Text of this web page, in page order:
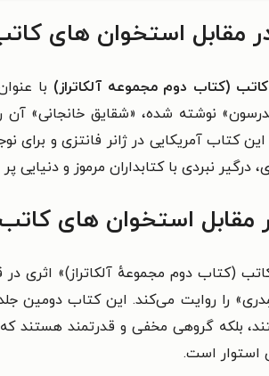
مقابل استخوان‌ های
(کتاب دوم مجموعه آلکاتراز) با
نوشته شده، «شقایق خانجانی»
این کتابآمریکایی در ژانر فانتزی و برای
نبردی با کتابداران مرموز و دنیایی
مقابل استخوان‌ های
(کتاب دوم مجموعهٔ آلکاتراز)» اثری
را روایت می‌کند. این کتاب
بلکه گروهی مخفی و قدرتمند هستند
استوار است.